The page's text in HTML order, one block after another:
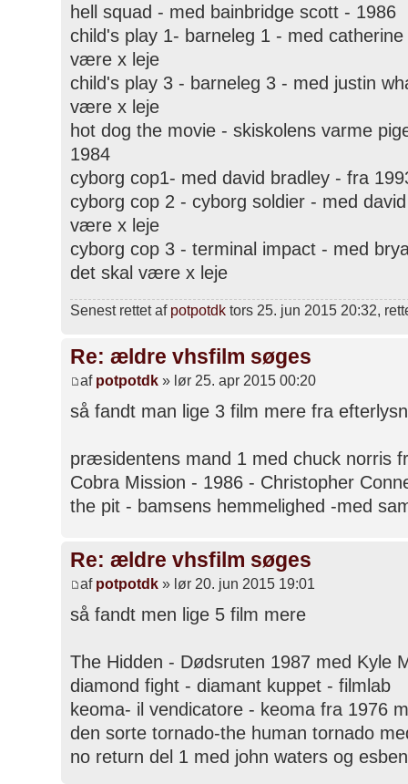
hell squad - med bainbridge scott - 1986
child's play 1- barneleg 1 - med
være x leje
child's play 3 - barneleg 3 - med justin
være x leje
hot dog the movie - skiskolens varme
1984
cyborg cop1- med david bradley - fra
cyborg cop 2 - cyborg soldier - med
være x leje
cyborg cop 3 - terminal impact - med
det skal være x leje
Senest rettet af potpotdk tors 25. jun 2015 20:32,
Re: ældre vhsfilm søges
af potpotdk » lør 25. apr 2015 00:20
så fandt man lige 3 film mere fra
præsidentens mand 1 med chuck norris
Cobra Mission - 1986 - Christopher
the pit - bamsens hemmelighed -med
Re: ældre vhsfilm søges
af potpotdk » lør 20. jun 2015 19:01
så fandt men lige 5 film mere
The Hidden - Dødsruten 1987 med Kyle
diamond fight - diamant kuppet - filmlab
keoma- il vendicatore - keoma fra 1976
den sorte tornado-the human tornado
no return del 1 med john waters og